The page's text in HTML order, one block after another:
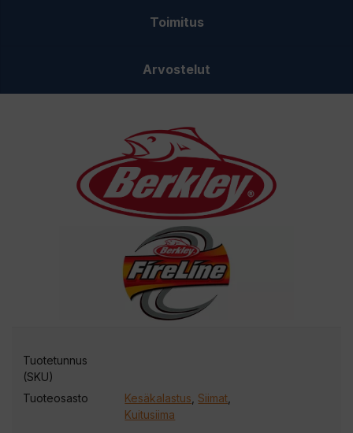
150mToimitus
Arvostelut
Tuotetunnus
(SKU)
Tuoteosasto
Kesäkalastus, Siimat,
Kuitusiima